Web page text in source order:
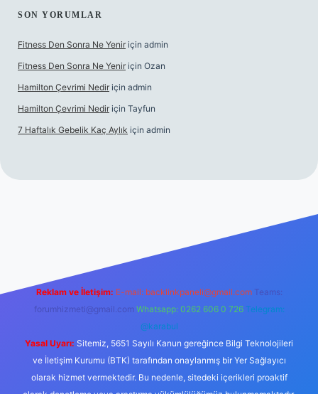
SON YORUMLAR
Fitness Den Sonra Ne Yenir için admin
Fitness Den Sonra Ne Yenir için Ozan
Hamilton Çevrimi Nedir için admin
Hamilton Çevrimi Nedir için Tayfun
7 Haftalık Gebelik Kaç Aylık için admin
Reklam ve İletişim: E-mail: backlinkpaneli@gmail.com Teams:
forumhizmeti@gmail.com Whatsapp: 0262 606 0 726 Telegram:
@karabul
Yasal Uyarı: Sitemiz, 5651 Sayılı Kanun gereğince Bilgi Teknolojileri
ve İletişim Kurumu (BTK) tarafından onaylanmış bir Yer Sağlayıcı
olarak hizmet vermektedir. Bu nedenle, sitedeki içerikleri proaktif